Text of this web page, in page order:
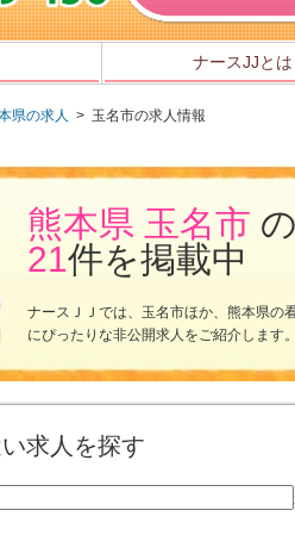
ナースJJとは
県の求人 > 玉名市の求人情報
熊本県 玉名市
21件を掲載中
ナースＪＪでは、玉名市ほか、熊本県の
にぴったりな非公開求人をご紹介します。
求人を探す